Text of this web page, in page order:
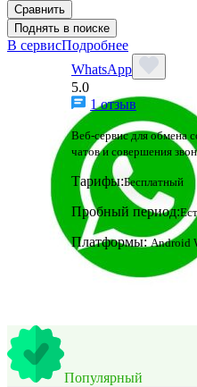
Сравнить
Поднять в поиске
В сервисПодробнее
WhatsApp
5.0
1 отзыв
Веб-сервис для обмена
чатов и совершения
Тарифы:Бесплатный
Пробный период:
Платформы:Android
Популярный